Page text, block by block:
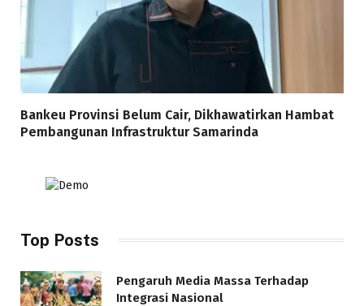
Bankeu Provinsi Belum Cair, Dikhawatirkan Hambat
Pembangunan Infrastruktur Samarinda
Top Posts
Pengaruh Media Massa Terhadap
Integrasi Nasional